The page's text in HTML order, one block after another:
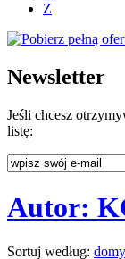
Z
Newsletter
Jeśli chcesz
listę:
Autor:
Sortuj według: